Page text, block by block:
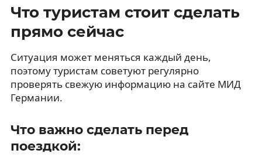
Что туристам стоит сделать
прямо сейчас
Ситуация может меняться каждый день,
поэтому туристам советуют регулярно
проверять свежую информацию на сайте МИД
Германии.
Что важно сделать перед
поездкой: